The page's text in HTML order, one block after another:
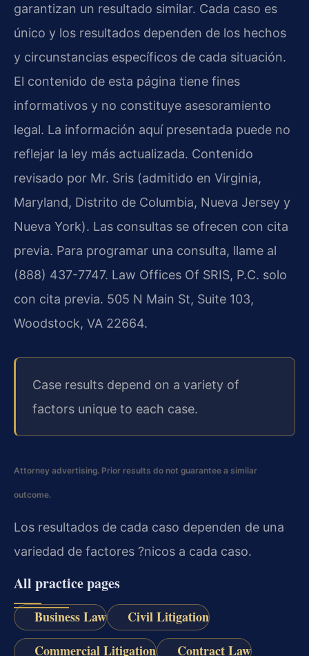
garantizan un resultado similar. Cada caso es
único y los resultados dependen de los hechos
y circunstancias específicos de cada situación.
El contenido de esta página tiene fines
informativos y no constituye asesoramiento
legal. La información aquí presentada puede no
reflejar la ley más actualizada. Contenido
revisado por Mr. Sris (admitido en Virginia,
Maryland, Distrito de Columbia, Nueva Jersey y
Nueva York). Las consultas se ofrecen con cita
previa. Para programar una consulta, llame al
(888) 437-7747. Law Offices Of SRIS, P.C. solo
con cita previa. 505 N Main St, Suite 103,
Woodstock, VA 22664.
Case results depend on a variety of
factors unique to each case.
Attorney advertising. Prior results do not guarantee a similar
outcome.
Los resultados de cada caso dependen de una
variedad de factores ?nicos a cada caso.
All practice pages
Business Law
Civil Litigation
Commercial Litigation
Contract Law